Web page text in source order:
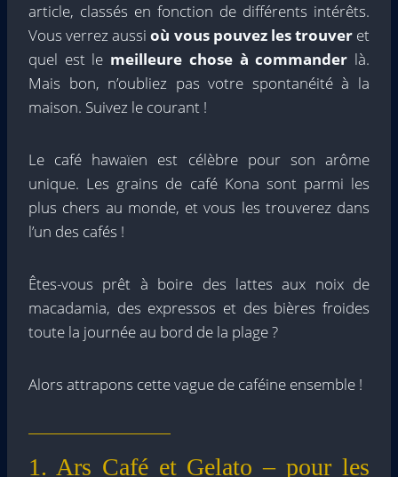
article, classés en fonction de différents intérêts.
Vous verrez aussioù vous pouvez les trouveret
quel est le meilleure chose à commander là.
Mais bon, n’oubliez pas votre spontanéité à la
maison. Suivez le courant !
Le café hawaïen est célèbre pour son arôme
unique. Les grains de café Kona sont parmi les
plus chers au monde, et vous les trouverez dans
l’un des cafés !
Êtes-vous prêt à boire des lattes aux noix de
macadamia, des expressos et des bières froides
toute la journée au bord de la plage ?
Alors attrapons cette vague de caféine ensemble !
1. Ars Café et Gelato – pour les